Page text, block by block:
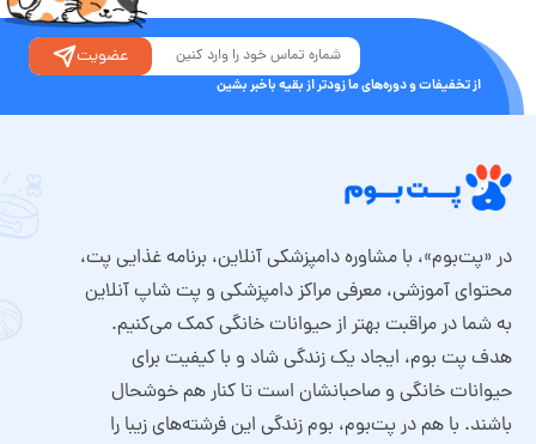
از تخفیفات و دوره‌های ما زودتر از بقیه باخبر بشین
عضویت
در «پت‌بوم»، با مشاوره دامپزشکی آنلاین، برنامه غذایی پت،
محتوای آموزشی، معرفی مراکز دامپزشکی و پت شاپ آنلاین
به شما در مراقبت بهتر از حیوانات خانگی کمک می‌کنیم.
هدف پت بوم، ایجاد یک زندگی شاد و با کیفیت برای
حیوانات خانگی و صاحبانشان است تا کنار هم خوشحال
باشند. با هم در پت‌بوم، بوم زندگی این فرشته‌های زیبا را